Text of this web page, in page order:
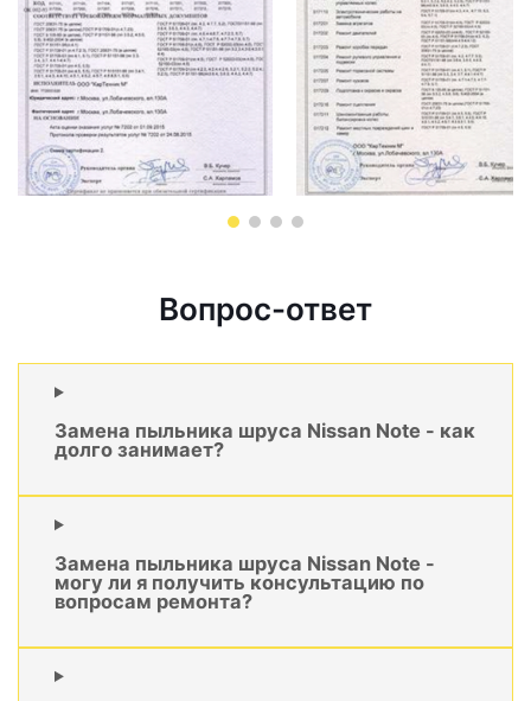
Вопрос-ответ
Замена пыльника шруса Nissan Note - как
долго занимает?
Замена пыльника шруса Nissan Note -
могу ли я получить консультацию по
вопросам ремонта?